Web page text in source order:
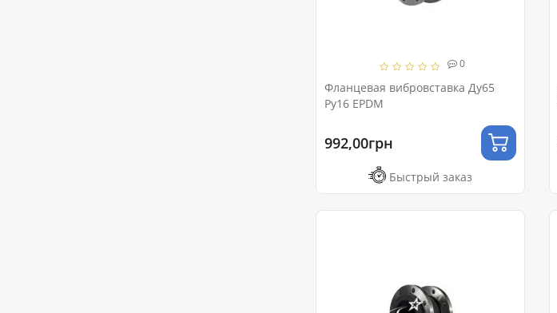
0
Фланцевая вибровставка Ду65
Ру16 EPDM
992,00грн
Быстрый заказ